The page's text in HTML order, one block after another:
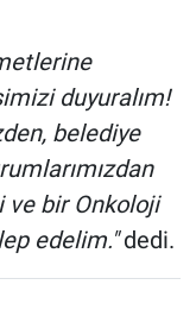
duyuralım!
belediye
ve bir Onkoloji
edelim."dedi.